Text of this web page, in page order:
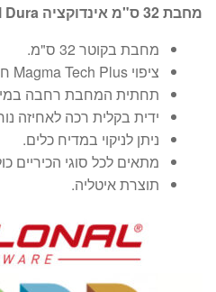
היה:
₪269.
הוא:
₪169.
מחבת 32 ס"מ אינדוקציה Flunal Dura
מחבת בקוטר 32 ס"מ.
ציפוי Magma Tech Plus חדשני וללא PFOA .
תחתית המחבת רחבה
ידית בקלית רכה לאחיזה
ניתן לניקוי במדיח כלים.
מתאים לכל סוגי הכיריים
תוצרת איטליה.